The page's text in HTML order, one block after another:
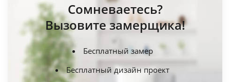
Сомневаетесь?
Вызовите замерщика!
Бесплатный замер
Бесплатный дизайн проект